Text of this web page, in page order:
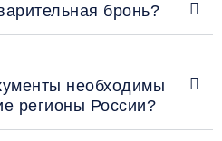
бронь?
необходимы
регионы России?